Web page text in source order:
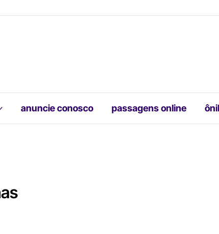
anuncie conosco passagens online